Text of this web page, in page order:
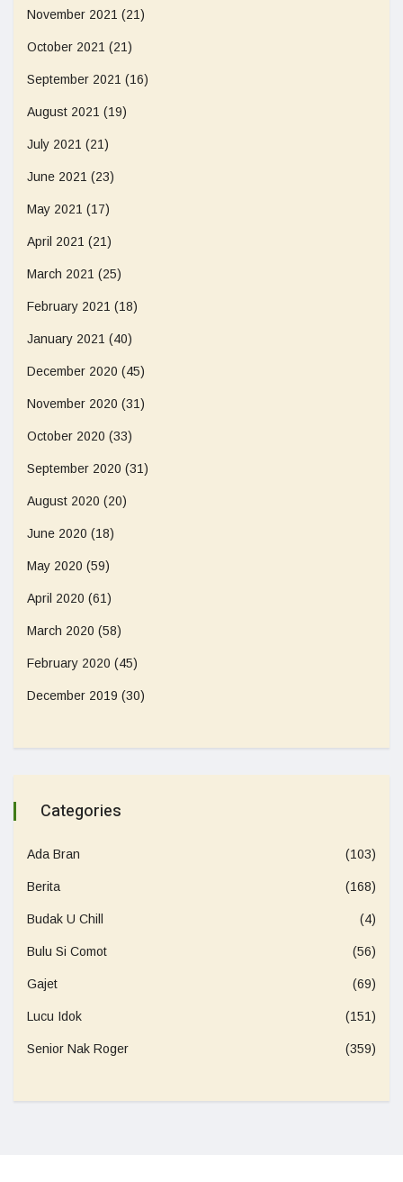
November 2021 (21)
October 2021 (21)
September 2021 (16)
August 2021 (19)
July 2021 (21)
June 2021 (23)
May 2021 (17)
April 2021 (21)
March 2021 (25)
February 2021 (18)
January 2021 (40)
December 2020 (45)
November 2020 (31)
October 2020 (33)
September 2020 (31)
August 2020 (20)
June 2020 (18)
May 2020 (59)
April 2020 (61)
March 2020 (58)
February 2020 (45)
December 2019 (30)
Categories
Ada Bran (103)
Berita (168)
Budak U Chill (4)
Bulu Si Comot (56)
Gajet (69)
Lucu Idok (151)
Senior Nak Roger (359)